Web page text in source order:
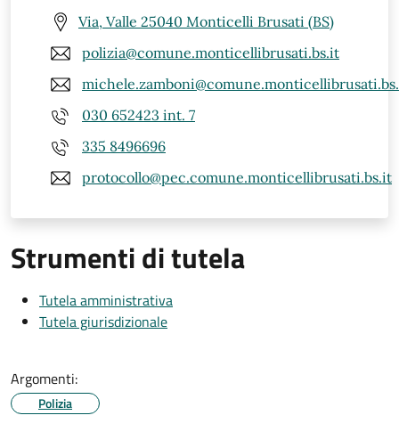
Via, Valle 25040 Monticelli Brusati (BS)
polizia@comune.monticellibrusati.bs.it
030 652423 int. 7
335 8496696
protocollo@pec.comune.monticellibrusati.bs.it
Strumenti di tutela
Tutela amministrativa
Tutela giurisdizionale
Argomenti:
Polizia